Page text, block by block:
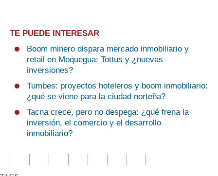
TE PUEDE INTERESAR
Boom minero dispara mercado inmobiliario y
retail en Moquegua: Tottus y ¿nuevas
inversiones?
Tumbes: proyectos hoteleros y boom inmobiliario:
¿qué se viene para la ciudad norteña?
Tacna crece, pero no despega: ¿qué frena la
inversión, el comercio y el desarrollo
inmobiliario?